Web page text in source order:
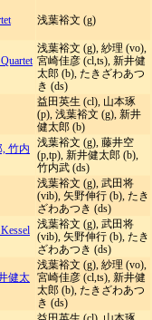
浅葉裕文 (g)
浅葉裕文 (g), 紗理 (vo),
宮崎佳彦 (cl,ts), 新井健
太郎 (b), たきざわあつ
き (ds)
益田英生 (cl), 山本琢
(p), 浅葉裕文 (g), 新井
健太郎 (b)
竹内
浅葉裕文 (g), 藤井空
(p,tp), 新井健太郎 (b),
竹内武 (ds)
浅葉裕文 (g), 武田将
(vib), 矢野伸行 (b), たき
ざわあつき (ds)
浅葉裕文 (g), 武田将
(vib), 矢野伸行 (b), たき
ざわあつき (ds)
健太
浅葉裕文 (g), 紗理 (vo),
宮崎佳彦 (cl,ts), 新井健
太郎 (b), たきざわあつ
き (ds)